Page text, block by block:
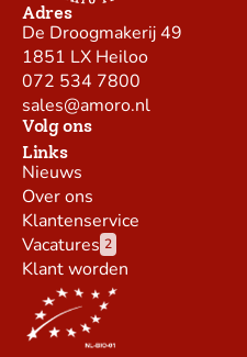
Adres
De Droogmakerij 49
1851 LX Heiloo
072 534 7800
sales@amoro.nl
Volg ons
Links
Nieuws
Over ons
Klantenservice
Vacatures 2
Klant worden